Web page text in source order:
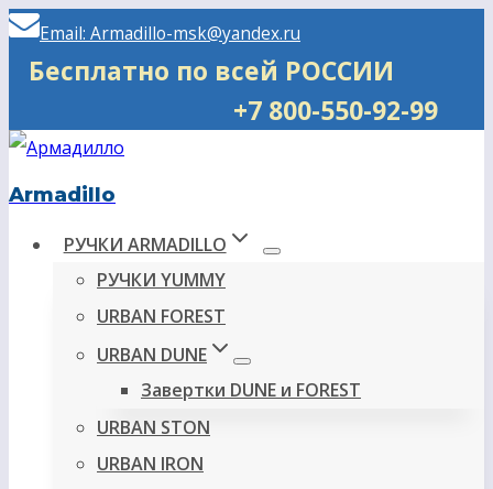
Перейти
Email: Armadillo-msk@yandex.ru
Бесплатно по всей РОССИИ
+7 800-550-92-99
Armadillo
РУЧКИ ARMADILLO
РУЧКИ YUMMY
URBAN FOREST
URBAN DUNE
Завертки DUNE и FOREST
URBAN STON
URBAN IRON